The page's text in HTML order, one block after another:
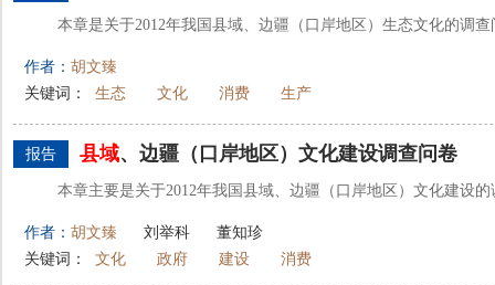
本章是关于2012年我国县域、边疆（口岸地区）生态文化的调查
作者： 胡文臻
关键词：
生态 文化 消费 生产
报告 县域、边疆（口岸地区）文化建设调查问卷
本章主要是关于2012年我国县域、边疆（口岸地区）文化建设
作者： 胡文臻 刘举科
董知珍
关键词：
文化 政府 建设 消费